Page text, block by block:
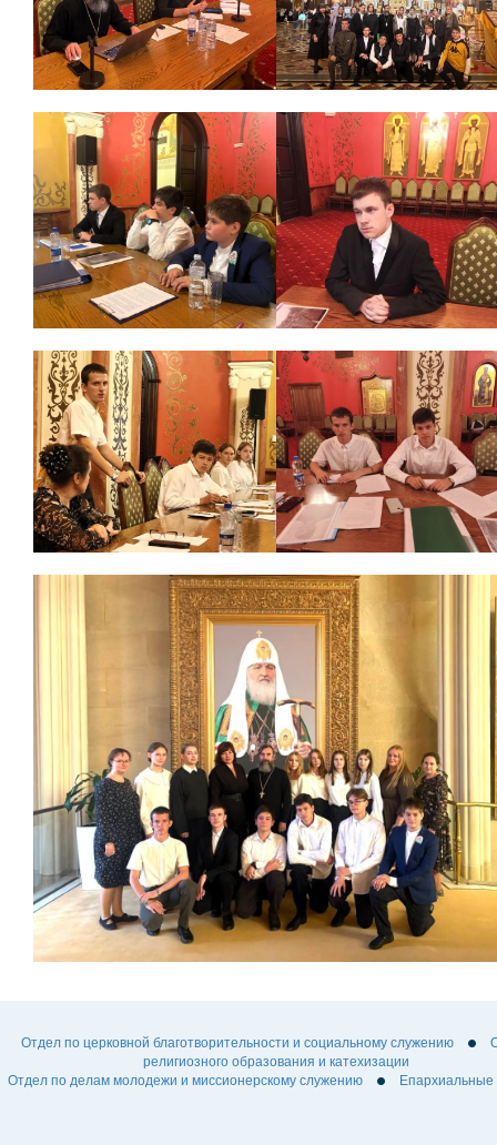
Отдел по церковной благотворительности и социальному служению
религиозного образования и катехизации
Отдел по делам молодежи и миссионерскому служению
Епархиальные